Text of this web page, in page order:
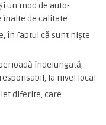
un mod de auto-
înalte de calitate
în faptul că sunt niște
îndelungată,
la nivel local
diferite, care